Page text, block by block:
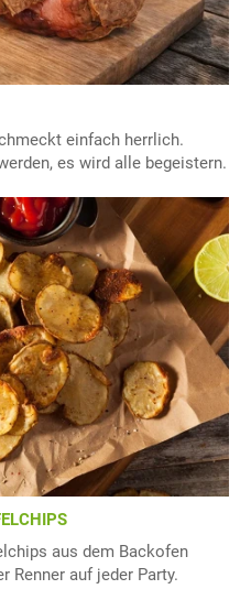
einfach herrlich.
es wird alle begeistern.
aus dem Backofen
Renner auf jeder Party.